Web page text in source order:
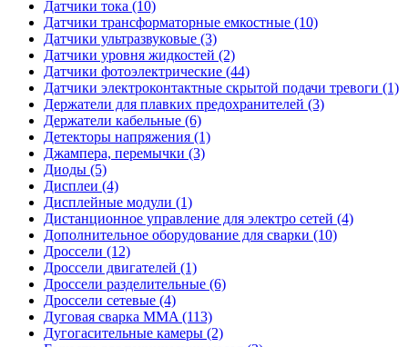
Датчики тока (10)
Датчики трансформаторные емкостные (10)
Датчики ультразвуковые (3)
Датчики уровня жидкостей (2)
Датчики фотоэлектрические (44)
Датчики электроконтактные скрытой подачи тревоги (1)
Держатели для плавких предохранителей (3)
Держатели кабельные (6)
Детекторы напряжения (1)
Джампера, перемычки (3)
Диоды (5)
Дисплеи (4)
Дисплейные модули (1)
Дистанционное управление для электро сетей (4)
Дополнительное оборудование для сварки (10)
Дроссели (12)
Дроссели двигателей (1)
Дроссели разделительные (6)
Дроссели сетевые (4)
Дуговая сварка MMA (113)
Дугогасительные камеры (2)